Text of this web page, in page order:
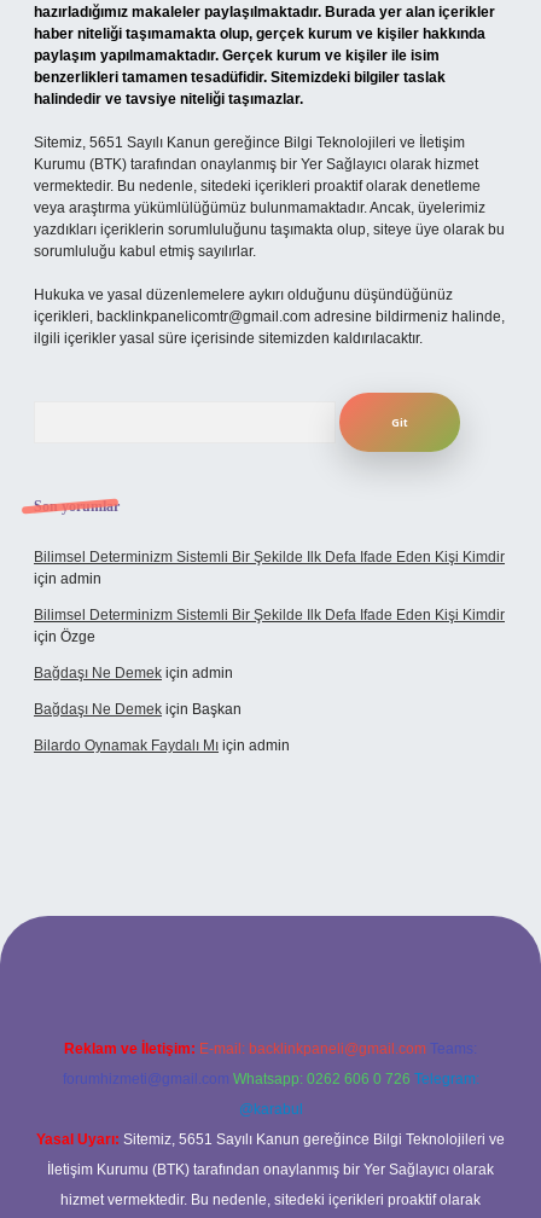
hazırladığımız makaleler paylaşılmaktadır. Burada yer alan içerikler
haber niteliği taşımamakta olup, gerçek kurum ve kişiler hakkında
paylaşım yapılmamaktadır. Gerçek kurum ve kişiler ile isim
benzerlikleri tamamen tesadüfidir. Sitemizdeki bilgiler taslak
halindedir ve tavsiye niteliği taşımazlar.
Sitemiz, 5651 Sayılı Kanun gereğince Bilgi Teknolojileri ve İletişim
Kurumu (BTK) tarafından onaylanmış bir Yer Sağlayıcı olarak hizmet
vermektedir. Bu nedenle, sitedeki içerikleri proaktif olarak denetleme
veya araştırma yükümlülüğümüz bulunmamaktadır. Ancak, üyelerimiz
yazdıkları içeriklerin sorumluluğunu taşımakta olup, siteye üye olarak bu
sorumluluğu kabul etmiş sayılırlar.
Hukuka ve yasal düzenlemelere aykırı olduğunu düşündüğünüz
içerikleri, backlinkpanelicomtr@gmail.com adresine bildirmeniz halinde,
ilgili içerikler yasal süre içerisinde sitemizden kaldırılacaktır.
Son yorumlar
Bilimsel Determinizm Sistemli Bir Şekilde Ilk Defa Ifade Eden Kişi Kimdir
için admin
Bilimsel Determinizm Sistemli Bir Şekilde Ilk Defa Ifade Eden Kişi Kimdir
için Özge
Bağdaşı Ne Demek için admin
Bağdaşı Ne Demek için Başkan
Bilardo Oynamak Faydalı Mı için admin
bahis sitesi
Reklam ve İletişim: E-mail: backlinkpaneli@gmail.com Teams:
forumhizmeti@gmail.com Whatsapp: 0262 606 0 726 Telegram:
@karabul
Yasal Uyarı: Sitemiz, 5651 Sayılı Kanun gereğince Bilgi Teknolojileri ve
İletişim Kurumu (BTK) tarafından onaylanmış bir Yer Sağlayıcı olarak
hizmet vermektedir. Bu nedenle, sitedeki içerikleri proaktif olarak